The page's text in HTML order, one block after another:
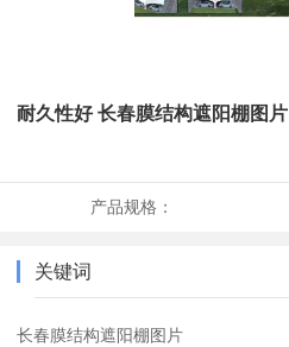
耐久性好 长春膜结构遮阳棚图片
产品规格：
关键词
长春膜结构遮阳棚图片